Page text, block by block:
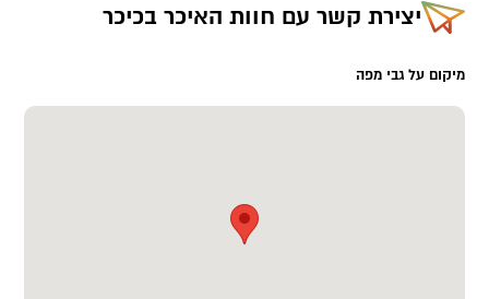
יצירת קשר עם חוות האיכר בכיכר
מיקום על גבי מפה